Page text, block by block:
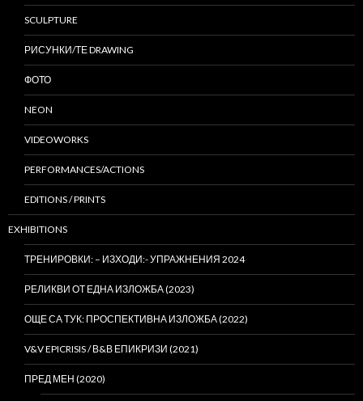
SCULPTURE
РИСУНКИ/ТЕ DRAWING
ФОТО
NEON
VIDEOWORKS
PERFORMANCES/ACTIONS
EDITIONS / PRINTS
EXHIBITIONS
ТРЕНИРОВКИ: – ИЗХОДИ:- УПРАЖНЕНИЯ 2024
РЕЛИКВИ ОТ ЕДНА ИЗЛОЖБА (2023)
ОЩЕ СА ТУК: ПРОСПЕКТИВНА ИЗЛОЖБА (2022)
V&V EPICRISIS / В&В ЕПИКРИЗИ (2021)
ПРЕД МЕН (2020)